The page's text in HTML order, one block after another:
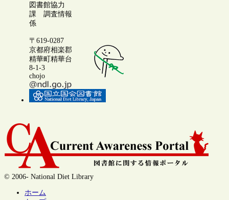
図書館協力
課 調査情報
係
〒619-0287
京都府相楽郡
精華町精華台
8-1-3
chojo
© 2006- National Diet Library
ホーム